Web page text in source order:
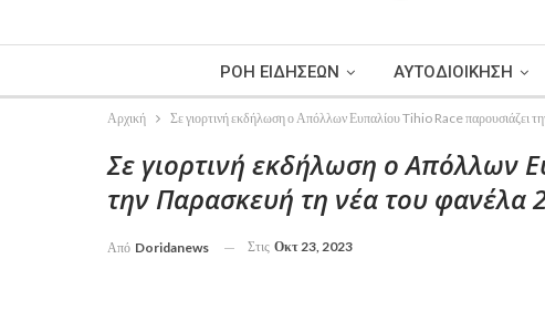
ΡΟΗ ΕΙΔΗΣΕΩΝ ΑΥΤΟΔΙΟΙΚΗΣΗ
Αρχική Σε γιορτινή εκδήλωση ο Απόλλων Ευπαλίου Tihio Race παρουσιάζει
Σε γιορτινή εκδήλωση ο Απόλλων
την Παρασκευή τη νέα του φανέλα
Από Doridanews Στις Οκτ 23, 2023